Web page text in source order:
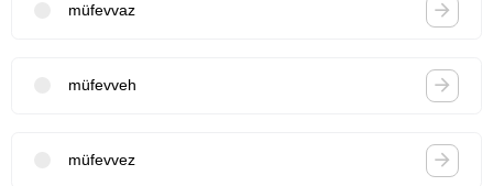
müfevvaz
müfevveh
müfevvez